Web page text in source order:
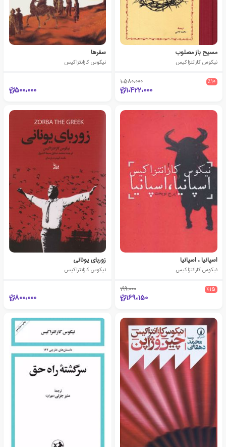
مسیح باز مصلوب
نیکوس کازانتزاکیس
٪10 1،580،000
1،422،000
سفرها
نیکوس کازانتزاکیس
500،000
اسپانیا ، اسپانیا
نیکوس کازانتزاکیس
٪15 199،000
169،150
زوربای یونانی
نیکوس کازانتزاکیس
800،000